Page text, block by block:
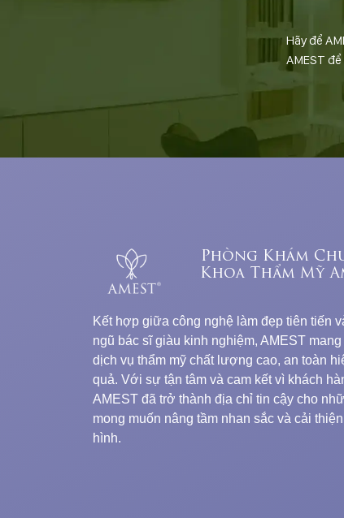
Hãy để
AMEST
Phòng Khám
Khoa Thẩm Mỹ
Kết hợp giữa công nghệ làm đẹp tiên tiến
ngũ bác sĩ giàu kinh nghiệm, AMEST mang
dịch vụ thẩm mỹ chất lượng cao, an toàn
quả. Với sự tận tâm và cam kết vì khách
AMEST đã trở thành địa chỉ tin cậy cho
mong muốn nâng tầm nhan sắc và cải
hình.